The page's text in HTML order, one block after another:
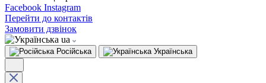
Facebook Instagram
Перейти до контактів
Замовити дзвінок
ua
Російська Українська